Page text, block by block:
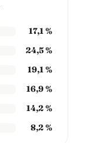
17,1 %
24,5 %
19,1 %
16,9 %
14,2 %
8,2 %